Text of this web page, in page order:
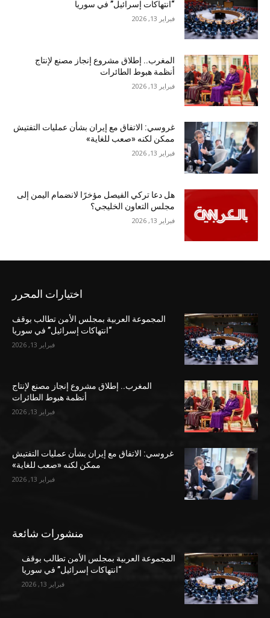
“انتهاكات إسرائيل” في سوريا
فبراير 13, 2026
المغرب.. إطلاق مشروع إنجاز مصنع لإنتاج
أنظمة هبوط الطائرات
فبراير 13, 2026
غروسي: الاتفاق مع إيران بشأن عمليات التفتيش
ممكن لكنه «صعب للغاية»
فبراير 13, 2026
هل دعا تركي الفيصل مؤخرًا لانضمام اليمن إلى
مجلس التعاون الخليجي؟
فبراير 13, 2026
اختيارات المحرر
المجموعة العربية بمجلس الأمن تطالب بوقف
“انتهاكات إسرائيل” في سوريا
فبراير 13, 2026
المغرب.. إطلاق مشروع إنجاز مصنع لإنتاج
أنظمة هبوط الطائرات
فبراير 13, 2026
غروسي: الاتفاق مع إيران بشأن عمليات التفتيش
ممكن لكنه «صعب للغاية»
فبراير 13, 2026
منشورات شائعة
المجموعة العربية بمجلس الأمن تطالب بوقف
“انتهاكات إسرائيل” في سوريا
فبراير 13, 2026